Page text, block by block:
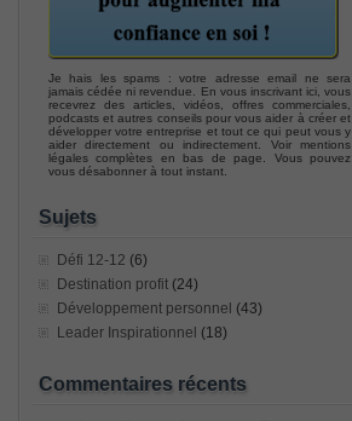
Je hais les spams : votre adresse email ne sera
jamais cédée ni revendue. En vous inscrivant ici, vous
recevrez des articles, vidéos, offres commerciales,
podcasts et autres conseils pour vous aider à créer et
développer votre entreprise et tout ce qui peut vous y
aider directement ou indirectement. Voir mentions
légales complètes en bas de page. Vous pouvez
vous désabonner à tout instant.
Sujets
Défi 12-12 (6)
Destination profit (24)
Développement personnel (43)
Leader Inspirationnel (18)
Commentaires récents